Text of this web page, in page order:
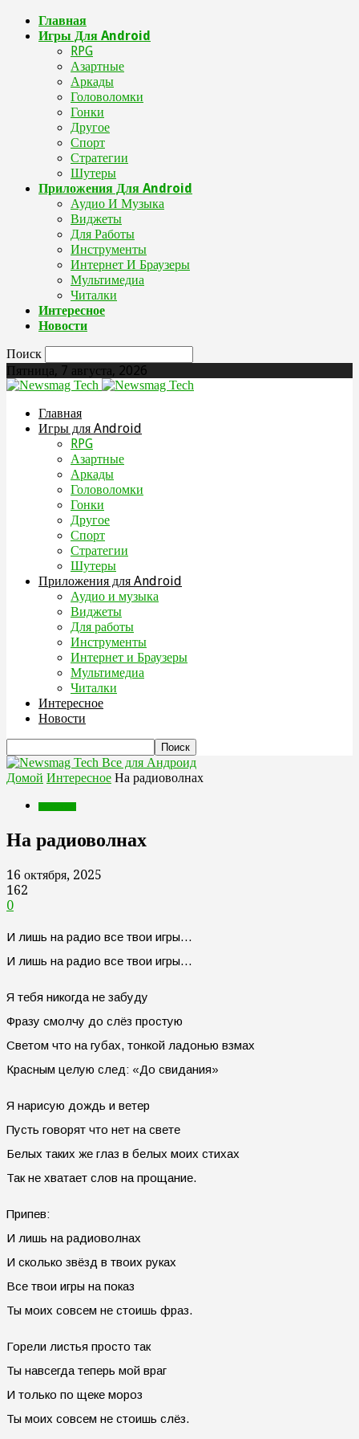
Главная
Игры Для Android
RPG
Азартные
Аркады
Головоломки
Гонки
Другое
Спорт
Стратегии
Шутеры
Приложения Для Android
Аудио И Музыка
Виджеты
Для Работы
Инструменты
Интернет И Браузеры
Мультимедиа
Читалки
Интересное
Новости
Поиск
Пятница, 7 августа, 2026
Главная
Игры для Android
RPG
Азартные
Аркады
Головоломки
Гонки
Другое
Спорт
Стратегии
Шутеры
Приложения для Android
Аудио и музыка
Виджеты
Для работы
Инструменты
Интернет и Браузеры
Мультимедиа
Читалки
Интересное
Новости
Все для Андроид
Домой Интересное На радиоволнах
На радиоволнах
16 октября, 2025
162
0
И лишь на радио все твои игры…
И лишь на радио все твои игры…
Я тебя никогда не забуду
Фразу смолчу до слёз простую
Светом что на губах, тонкой ладонью взмах
Красным целую след: «До свидания»
Я нарисую дождь и ветер
Пусть говорят что нет на свете
Белых таких же глаз в белых моих стихах
Так не хватает слов на прощание.
Припев:
И лишь на радиоволнах
И сколько звёзд в твоих руках
Все твои игры на показ
Ты моих совсем не стоишь фраз.
Горели листья просто так
Ты навсегда теперь мой враг
И только по щеке мороз
Ты моих совсем не стоишь слёз.